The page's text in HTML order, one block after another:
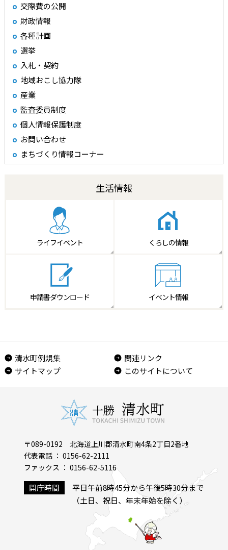
交際費の公開
財政情報
各種計画
選挙
入札・契約
地域おこし協力隊
産業
監査委員制度
個人情報保護制度
お問い合わせ
まちづくり情報コーナー
生活情報
ライフイベント くらしの情報
申請書ダウンロード イベント情報
清水町例規集
関連リンク
サイトマップ
このサイトについて
〒089-0192 北海道上川郡清水町南4条2丁目2番地
代表電話 ： 0156-62-2111
ファックス ： 0156-62-5116
開庁時間
平日午前8時45分から午後5時30分まで
（土日、祝日、年末年始を除く）